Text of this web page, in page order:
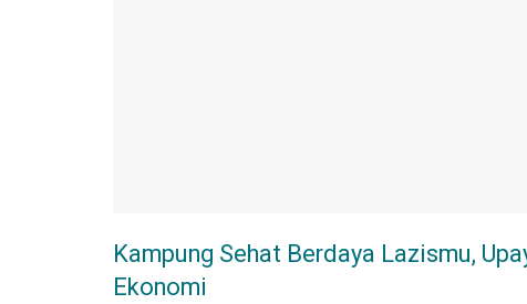
Kampung Sehat Berdaya Lazismu,
Ekonomi